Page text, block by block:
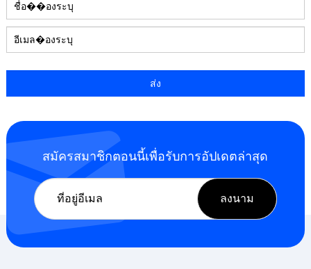
สมัครสมาชิกตอนนี้เพื่อรับการอัปเดตล่าสุด